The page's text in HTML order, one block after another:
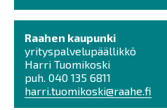
Raahen kaupunki
yrityspalvelupäällikkö
Harri Tuomikoski
puh. 040 135 6811
harri.tuomikoski@raahe.fi